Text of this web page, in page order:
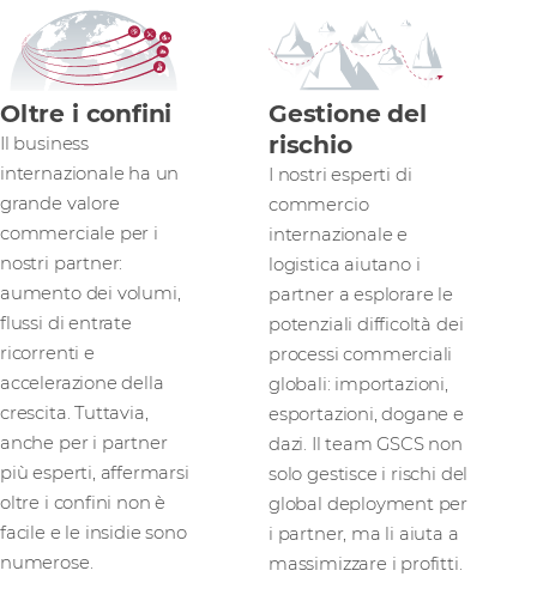
Oltre i confini
Il business
internazionale ha un
grande valore
commerciale per i
nostri partner:
aumento dei volumi,
flussi di entrate
ricorrenti e
accelerazione della
crescita. Tuttavia,
anche per i partner
più esperti, affermarsi
oltre i confini non è
facile e le insidie sono
numerose.
Gestione del
rischio
I nostri esperti di
commercio
internazionale e
logistica aiutano i
partner a esplorare le
potenziali difficoltà dei
processi commerciali
globali: importazioni,
esportazioni, dogane e
dazi. Il team GSCS non
solo gestisce i rischi del
global deployment per
i partner, ma li aiuta a
massimizzare i profitti.